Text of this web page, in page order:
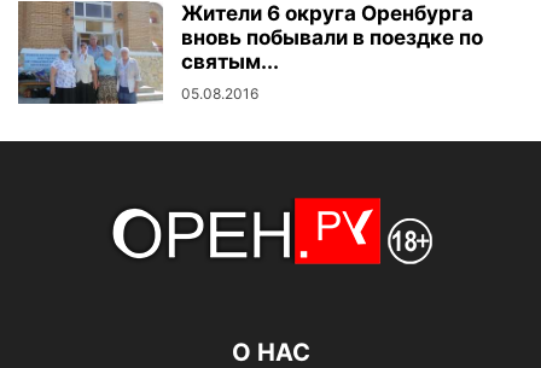
Жители 6 округа Оренбурга
вновь побывали в поездке по
святым...
05.08.2016
О НАС